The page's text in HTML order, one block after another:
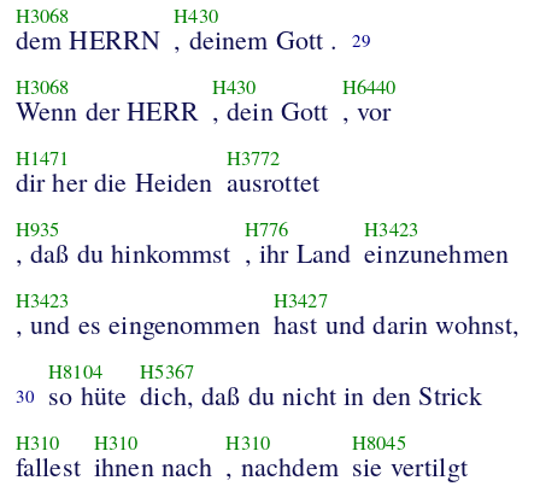
H3068
dem HERRN
H430
, deinem Gott . 29
H3068
Wenn der HERR
H430
, dein Gott
H6440
, vor
H1471
dir her die Heiden
H3772
ausrottet
H935
, daß du hinkommst
H776
, ihr Land
H3423
einzunehmen
H3423
, und es eingenommen
H3427
hast und darin wohnst,
30
H8104
so hüte
H5367
dich, daß du nicht in den Strick
H310
fallest
H310
ihnen nach
H310
, nachdem
H8045
sie vertilgt